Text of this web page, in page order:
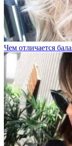
Чем отличается